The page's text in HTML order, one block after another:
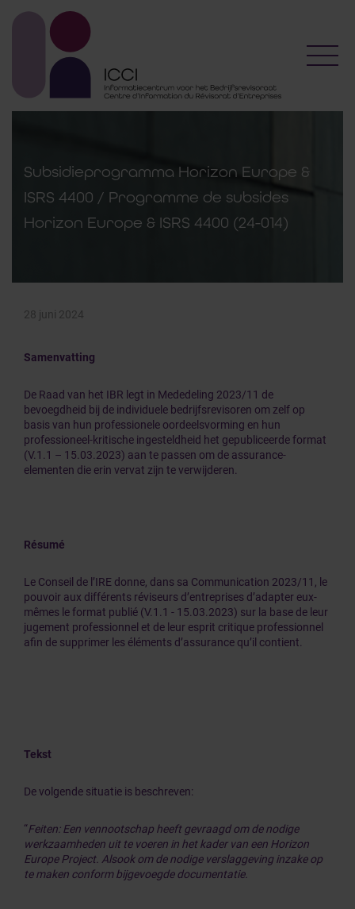
Subsidieprogramma Horizon Europe &
ISRS 4400 / Programme de subsides
Horizon Europe & ISRS 4400 (24-014)
28 juni 2024
Samenvatting
De Raad van het IBR legt in Mededeling 2023/11 de
bevoegdheid bij de individuele bedrijfsrevisoren om zelf op
basis van hun professionele oordeelsvorming en hun
professioneel-kritische ingesteldheid het gepubliceerde format
(V.1.1 – 15.03.2023) aan te passen om de assurance-
elementen die erin vervat zijn te verwijderen.
Résumé
Le Conseil de l’IRE donne, dans sa Communication 2023/11, le
pouvoir aux différents réviseurs d’entreprises d’adapter eux-
mêmes le format publié (V.1.1 - 15.03.2023) sur la base de leur
jugement professionnel et de leur esprit critique professionnel
afin de supprimer les éléments d’assurance qu’il contient.
Tekst
De volgende situatie is beschreven:
“Feiten: Een vennootschap heeft gevraagd om de nodige
werkzaamheden uit te voeren in het kader van een Horizon
Europe Project. Alsook om de nodige verslaggeving inzake op
te maken conform bijgevoegde documentatie.